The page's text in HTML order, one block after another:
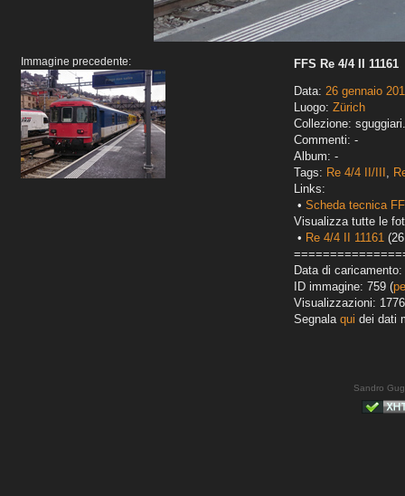
Immagine precedente:
FFS Re 4/4 II 11161
Data: 26 gennaio
Luogo: Zürich
Collezione:
Commenti: -
Album: -
Tags: Re 4/4 II/III ,
Links:
• Scheda tecnica
Visualizza tutte le
• Re 4/4 II 11161
Data di caricamento:
ID immagine: 759 (
Visualizzazioni: 1776
Segnala qui dei dati
Sandro